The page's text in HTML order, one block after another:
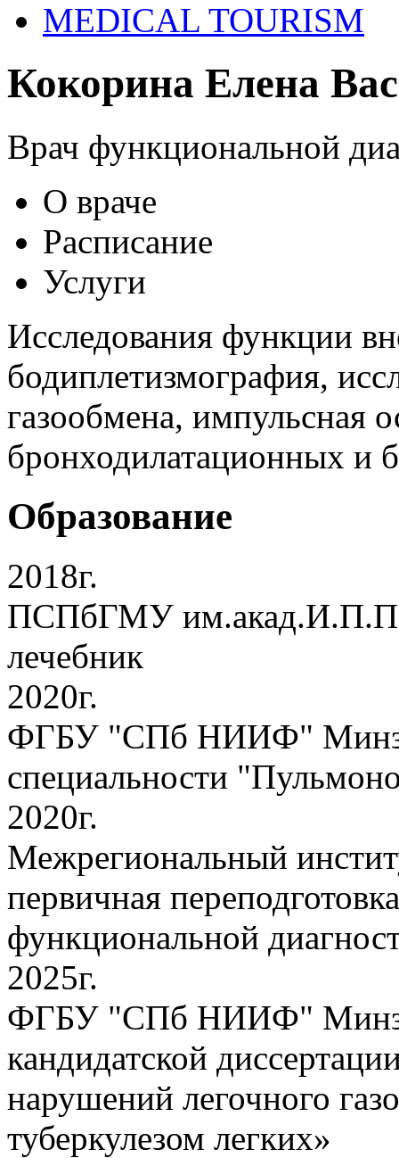
MEDICAL TOURISM
Кокорина Елена
Врач функциональной
О враче
Расписание
Услуги
Исследования функции
бодиплетизмография,
газообмена, импульсная
бронходилатационных и
Образование
2018г.
ПСПбГМУ
лечебник
2020г.
ФГБУ "СПб НИИФ"
специальности
2020г.
Межрегиональный
первичная
функциональной
2025г.
ФГБУ "СПб НИИФ"
кандидатской
нарушений легочного
туберкулезом легких»